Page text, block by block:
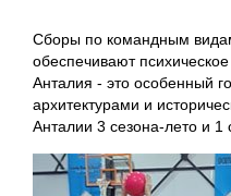
Сборы по командным
обеспечивают
Анталия - это особенный
архитектурами и
Анталии 3 сезона-лето и 1